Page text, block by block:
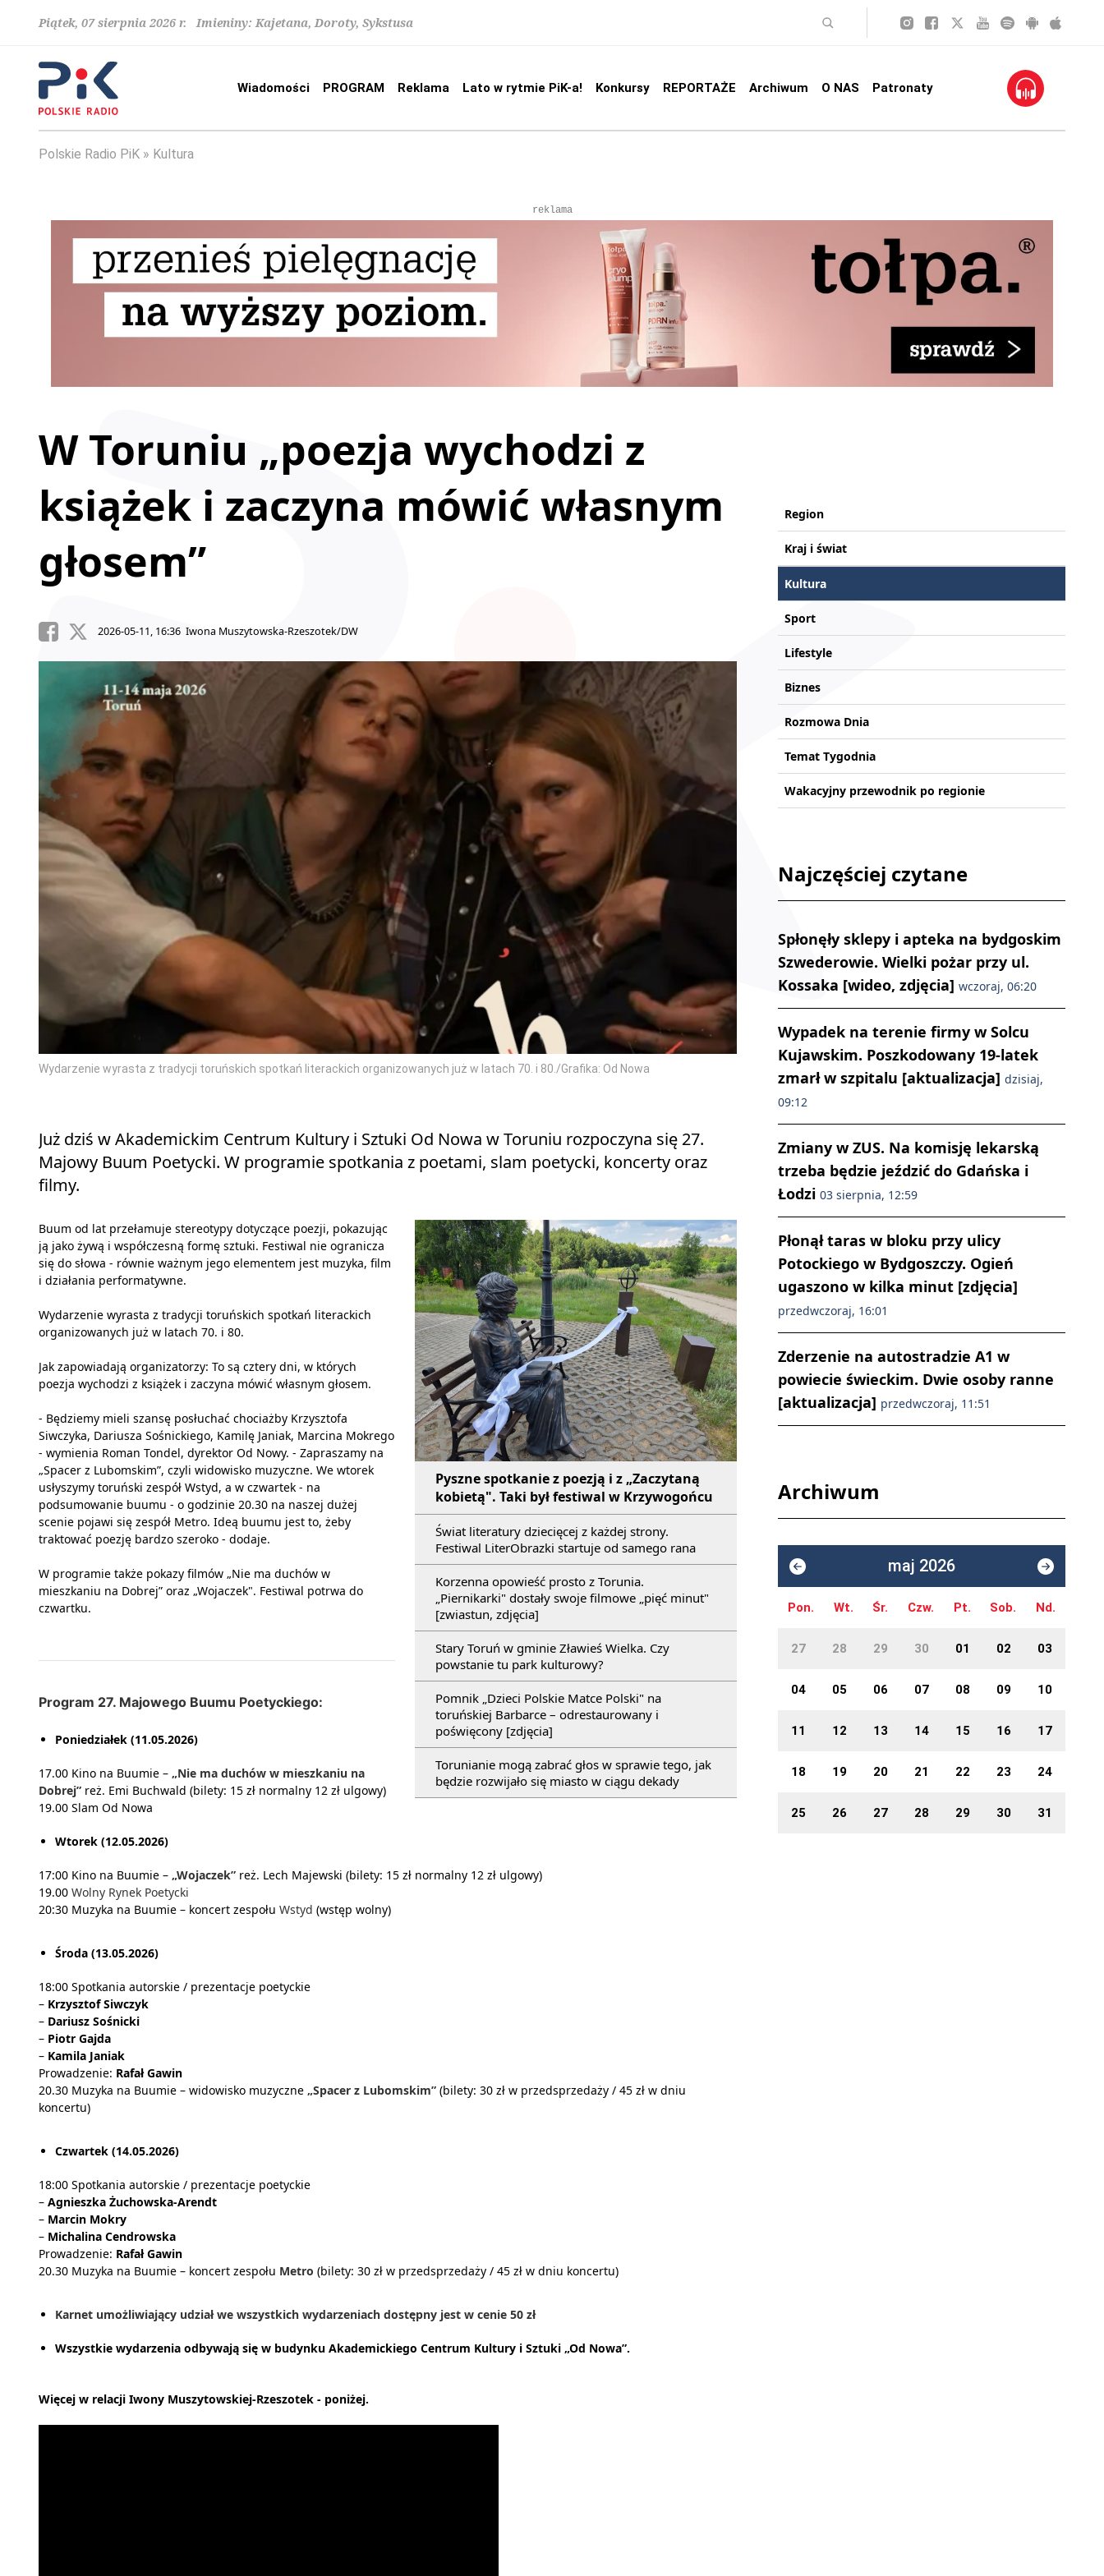
Piątek, 07 sierpnia 2026 r. Imieniny: Kajetana, Doroty, Sykstusa
Wiadomości PROGRAM Reklama Lato w rytmie PiK-a! Konkursy REPORTAŻE Archiwum O NAS Patronaty
Polskie Radio PiK Kultura
reklama
W Toruniu „poezja wychodzi z
książek i zaczyna mówić własnym
głosem”
2026-05-11, 16:36 Iwona Muszytowska-Rzeszotek/DW
Wydarzenie wyrasta z tradycji toruńskich spotkań literackich organizowanych już w latach 70. i 80./Grafika: Od Nowa
Już dziś w Akademickim Centrum Kultury i Sztuki Od Nowa w Toruniu rozpoczyna się 27.
Majowy Buum Poetycki. W programie spotkania z poetami, slam poetycki, koncerty oraz
filmy.
Pyszne spotkanie z poezją i z „Zaczytaną
kobietą". Taki był festiwal w Krzywogońcu
Świat literatury dziecięcej z każdej strony.
Festiwal LiterObrazki startuje od samego rana
Korzenna opowieść prosto z Torunia.
„Piernikarki" dostały swoje filmowe „pięć minut"
[zwiastun, zdjęcia]
Stary Toruń w gminie Zławieś Wielka. Czy
powstanie tu park kulturowy?
Pomnik „Dzieci Polskie Matce Polski" na
toruńskiej Barbarce – odrestaurowany i
poświęcony [zdjęcia]
Torunianie mogą zabrać głos w sprawie tego, jak
będzie rozwijało się miasto w ciągu dekady
Buum od lat przełamuje stereotypy dotyczące poezji, pokazując
ją jako żywą i współczesną formę sztuki. Festiwal nie ogranicza
się do słowa - równie ważnym jego elementem jest muzyka, film
i działania performatywne.
Wydarzenie wyrasta z tradycji toruńskich spotkań literackich
organizowanych już w latach 70. i 80.
Jak zapowiadają organizatorzy: To są cztery dni, w których
poezja wychodzi z książek i zaczyna mówić własnym głosem.
- Będziemy mieli szansę posłuchać chociażby Krzysztofa
Siwczyka, Dariusza Sośnickiego, Kamilę Janiak, Marcina Mokrego
- wymienia Roman Tondel, dyrektor Od Nowy. - Zapraszamy na
„Spacer z Lubomskim”, czyli widowisko muzyczne. We wtorek
usłyszymy toruński zespół Wstyd, a w czwartek - na
podsumowanie buumu - o godzinie 20.30 na naszej dużej
scenie pojawi się zespół Metro. Ideą buumu jest to, żeby
traktować poezję bardzo szeroko - dodaje.
W programie także pokazy filmów „Nie ma duchów w
mieszkaniu na Dobrej” oraz „Wojaczek". Festiwal potrwa do
czwartku.
Program 27. Majowego Buumu Poetyckiego:
Poniedziałek (11.05.2026)
17.00 Kino na Buumie – „Nie ma duchów w mieszkaniu na
Dobrej” reż. Emi Buchwald (bilety: 15 zł normalny 12 zł ulgowy)
19.00 Slam Od Nowa
Wtorek (12.05.2026)
17:00 Kino na Buumie – „Wojaczek” reż. Lech Majewski (bilety: 15 zł normalny 12 zł ulgowy)
19.00 Wolny Rynek Poetycki
20:30 Muzyka na Buumie – koncert zespołu Wstyd (wstęp wolny)
Środa (13.05.2026)
18:00 Spotkania autorskie / prezentacje poetyckie
– Krzysztof Siwczyk
– Dariusz Sośnicki
– Piotr Gajda
– Kamila Janiak
Prowadzenie: Rafał Gawin
20.30 Muzyka na Buumie – widowisko muzyczne „Spacer z Lubomskim” (bilety: 30 zł w przedsprzedaży / 45 zł w dniu
koncertu)
Czwartek (14.05.2026)
18:00 Spotkania autorskie / prezentacje poetyckie
– Agnieszka Żuchowska-Arendt
– Marcin Mokry
– Michalina Cendrowska
Prowadzenie: Rafał Gawin
20.30 Muzyka na Buumie – koncert zespołu Metro (bilety: 30 zł w przedsprzedaży / 45 zł w dniu koncertu)
Karnet umożliwiający udział we wszystkich wydarzeniach dostępny jest w cenie 50 zł
Wszystkie wydarzenia odbywają się w budynku Akademickiego Centrum Kultury i Sztuki „Od Nowa”.
Więcej w relacji Iwony Muszytowskiej-Rzeszotek - poniżej.
Region
Kraj i świat
Kultura
Sport
Lifestyle
Biznes
Rozmowa Dnia
Temat Tygodnia
Wakacyjny przewodnik po regionie
Najczęściej czytane
Spłonęły sklepy i apteka na bydgoskim
Szwederowie. Wielki pożar przy ul.
Kossaka [wideo, zdjęcia] wczoraj, 06:20
Wypadek na terenie firmy w Solcu
Kujawskim. Poszkodowany 19-latek
zmarł w szpitalu [aktualizacja] dzisiaj,
09:12
Zmiany w ZUS. Na komisję lekarską
trzeba będzie jeździć do Gdańska i
Łodzi 03 sierpnia, 12:59
Płonął taras w bloku przy ulicy
Potockiego w Bydgoszczy. Ogień
ugaszono w kilka minut [zdjęcia]
przedwczoraj, 16:01
Zderzenie na autostradzie A1 w
powiecie świeckim. Dwie osoby ranne
[aktualizacja] przedwczoraj, 11:51
Archiwum
maj 2026
Pon. Wt. Śr. Czw. Pt. Sob. Nd.
27 28 29 30 01 02 03
04 05 06 07 08 09 10
11 12 13 14 15 16 17
18 19 20 21 22 23 24
25 26 27 28 29 30 31